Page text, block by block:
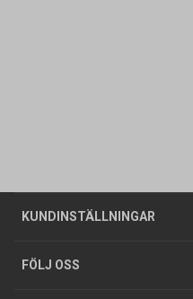
KUNDINSTÄLLNINGAR
Företagskund / Privatkund
FÖLJ OSS
Allmänna försäljningsvillkor
Integritetspolicy
Butiker
Foldrar och kataloger
Om oss
Tjänster